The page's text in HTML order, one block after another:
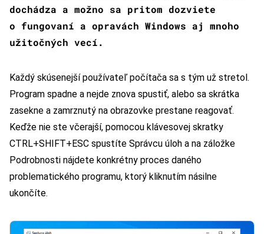
dochádza a možno sa pritom dozviete
o fungovaní a opravách Windows aj mnoho
užitočných vecí.
Každý skúsenejší používateľ počítača sa s tým už stretol.
Program spadne a nejde znova spustiť, alebo sa skrátka
zasekne a zamrznutý na obrazovke prestane reagovať.
Keďže nie ste včerajší, pomocou klávesovej skratky
CTRL+SHIFT+ESC spustíte Správcu úloh a na záložke
Podrobnosti nájdete konkrétny proces daného
problematického programu, ktorý kliknutím násilne
ukončíte.